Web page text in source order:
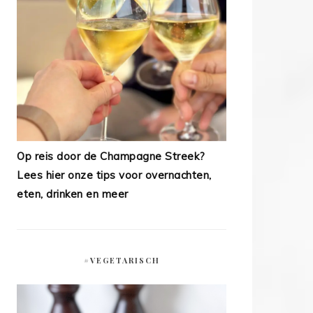
Op reis door de Champagne Streek?
Lees hier onze tips voor overnachten,
eten, drinken en meer
#VEGETARISCH